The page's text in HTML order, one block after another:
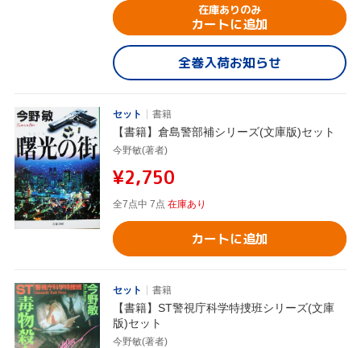
在庫ありのみ
カートに追加
全巻入荷お知らせ
セット 書籍
【書籍】倉島警部補シリーズ(文庫版)セット
今野敏(著者)
¥2,750
全7点中 7点 在庫あり
カートに追加
セット 書籍
【書籍】ST警視庁科学特捜班シリーズ(文庫
版)セット
今野敏(著者)